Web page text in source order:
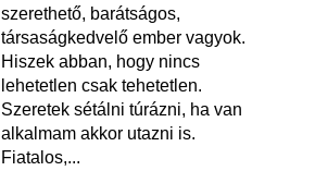
szerethető, barátságos,
társaságkedvelő ember vagyok.
Hiszek abban, hogy nincs
lehetetlen csak tehetetlen.
Szeretek sétálni túrázni, ha van
alkalmam akkor utazni is.
Fiatalos,...